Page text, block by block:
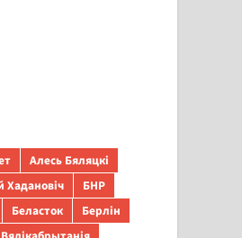
Алесь Бяляцкі
Хадановіч
БНР
Беласток
Берлін